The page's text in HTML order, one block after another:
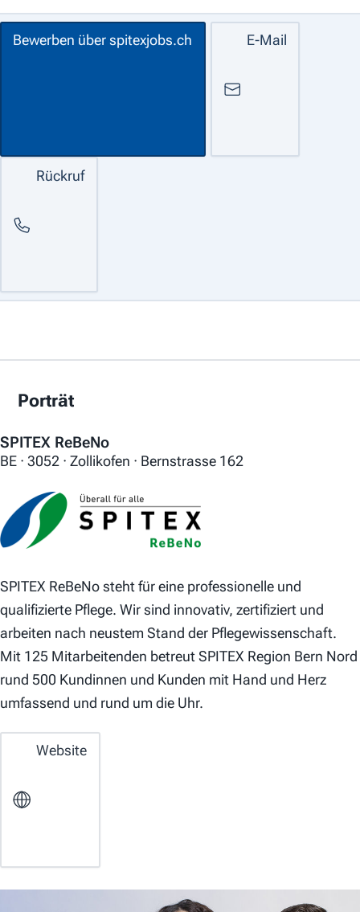
Bewerben über spitexjobs.ch E-Mail
Rückruf
Porträt
SPITEX ReBeNo
BE · 3052 · Zollikofen · Bernstrasse 162
SPITEX ReBeNo steht für eine professionelle und
qualifizierte Pflege. Wir sind innovativ, zertifiziert und
arbeiten nach neustem Stand der Pflegewissenschaft.
Mit 125 Mitarbeitenden betreut SPITEX Region Bern Nord
rund 500 Kundinnen und Kunden mit Hand und Herz
umfassend und rund um die Uhr.
Website